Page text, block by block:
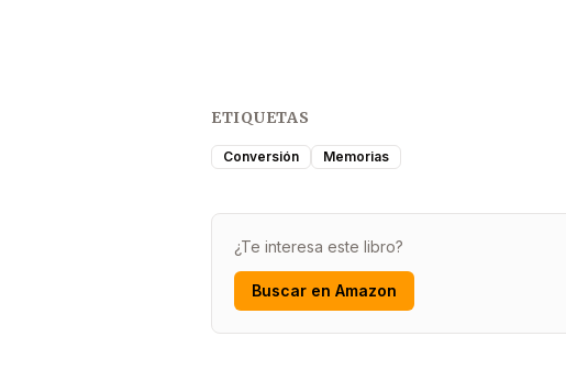
ETIQUETAS
Conversión Memorias
¿Te interesa este libro?
Buscar en Amazon